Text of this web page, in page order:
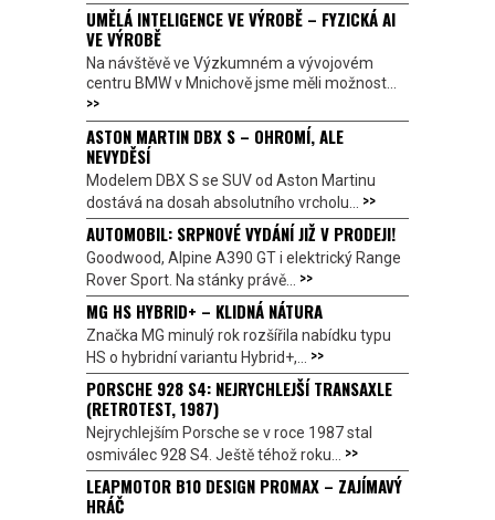
UMĚLÁ INTELIGENCE VE VÝROBĚ – FYZICKÁ AI
VE VÝROBĚ
Na návštěvě ve Výzkumném a vývojovém
centru BMW v Mnichově jsme měli možnost...
>>
ASTON MARTIN DBX S – OHROMÍ, ALE
NEVYDĚSÍ
Modelem DBX S se SUV od Aston Martinu
dostává na dosah absolutního vrcholu... >>
AUTOMOBIL: SRPNOVÉ VYDÁNÍ JIŽ V PRODEJI!
Goodwood, Alpine A390 GT i elektrický Range
Rover Sport. Na stánky právě... >>
MG HS HYBRID+ – KLIDNÁ NÁTURA
Značka MG minulý rok rozšířila nabídku typu
HS o hybridní variantu Hybrid+,... >>
PORSCHE 928 S4: NEJRYCHLEJŠÍ TRANSAXLE
(RETROTEST, 1987)
Nejrychlejším Porsche se v roce 1987 stal
osmiválec 928 S4. Ještě téhož roku... >>
LEAPMOTOR B10 DESIGN PROMAX – ZAJÍMAVÝ
HRÁČ